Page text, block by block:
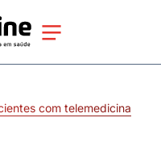
com telemedicina